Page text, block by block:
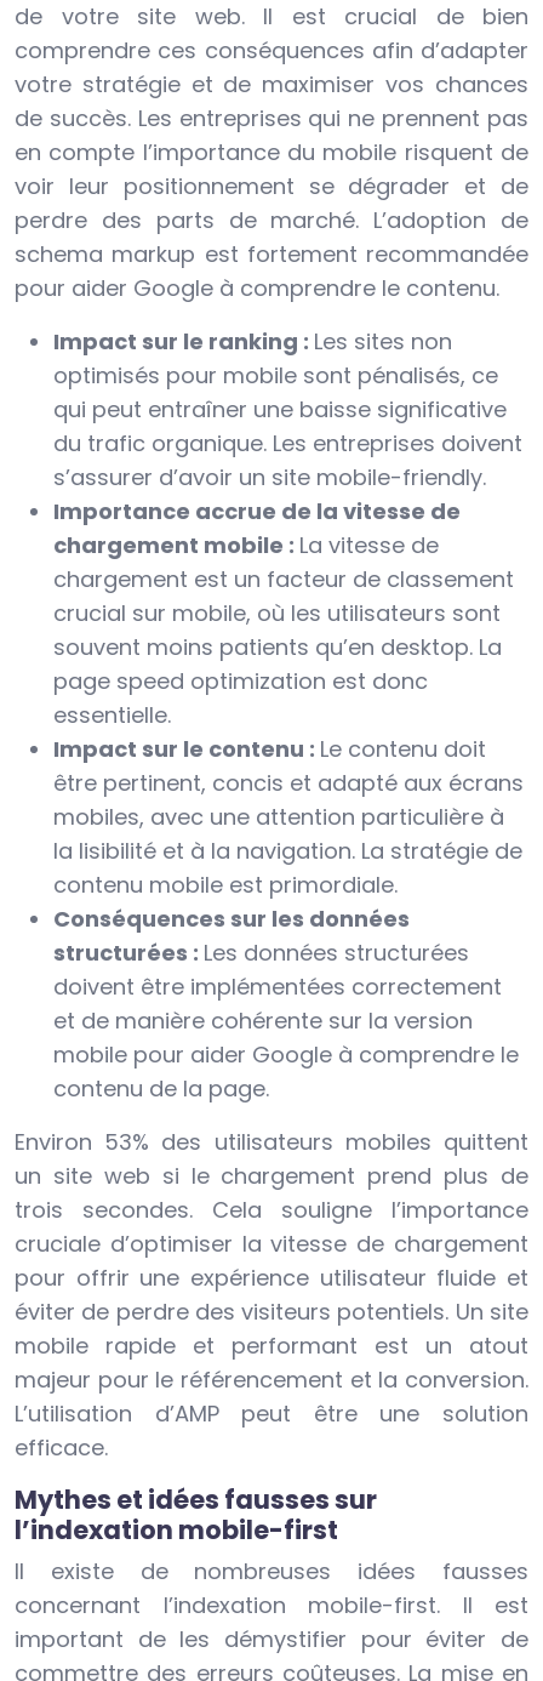
de votre site web. Il est crucial de bien
comprendre ces conséquences afin d’adapter
votre stratégie et de maximiser vos chances
de succès. Les entreprises qui ne prennent pas
en compte l’importance du mobile risquent de
voir leur positionnement se dégrader et de
perdre des parts de marché. L’adoption de
schema markup est fortement recommandée
pour aider Google à comprendre le contenu.
Impact sur le ranking : Les sites non
optimisés pour mobile sont pénalisés, ce
qui peut entraîner une baisse significative
du trafic organique. Les entreprises doivent
s’assurer d’avoir un site mobile-friendly.
Importance accrue de la vitesse de
chargement mobile : La vitesse de
chargement est un facteur de classement
crucial sur mobile, où les utilisateurs sont
souvent moins patients qu’en desktop. La
page speed optimization est donc
essentielle.
Impact sur le contenu : Le contenu doit
être pertinent, concis et adapté aux écrans
mobiles, avec une attention particulière à
la lisibilité et à la navigation. La stratégie de
contenu mobile est primordiale.
Conséquences sur les données
structurées : Les données structurées
doivent être implémentées correctement
et de manière cohérente sur la version
mobile pour aider Google à comprendre le
contenu de la page.
Environ 53% des utilisateurs mobiles quittent
un site web si le chargement prend plus de
trois secondes. Cela souligne l’importance
cruciale d’optimiser la vitesse de chargement
pour offrir une expérience utilisateur fluide et
éviter de perdre des visiteurs potentiels. Un site
mobile rapide et performant est un atout
majeur pour le référencement et la conversion.
L’utilisation d’AMP peut être une solution
efficace.
Mythes et idées fausses sur
l’indexation mobile-first
Il existe de nombreuses idées fausses
concernant l’indexation mobile-first. Il est
important de les démystifier pour éviter de
commettre des erreurs coûteuses. La mise en